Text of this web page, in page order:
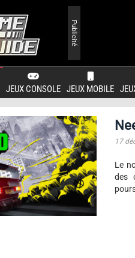
JEUX CONSOLE JEUX MOBILE
Publicité
17
Le
des